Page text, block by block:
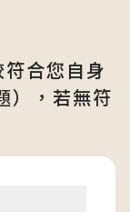
合您自身
），若無符